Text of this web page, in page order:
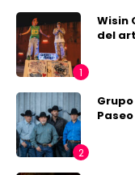
Wisin
del